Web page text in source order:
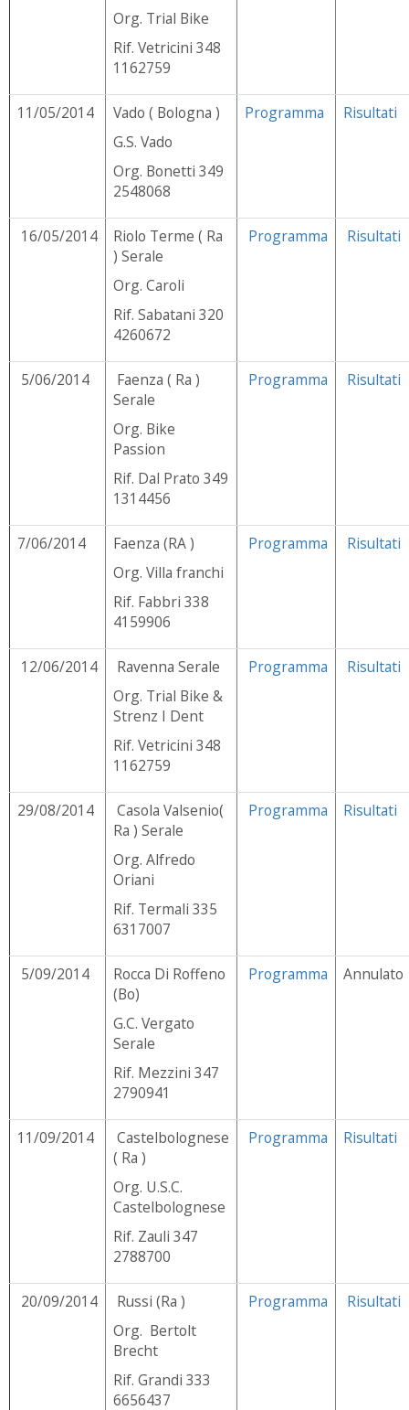
Org. Trial Bike
Rif. Vetricini 348
1162759
11/05/2014
Vado ( Bologna )
G.S. Vado
Org. Bonetti 349
2548068
Programma Risultati
16/05/2014
Riolo Terme ( Ra
) Serale
Org. Caroli
Rif. Sabatani 320
4260672
Programma Risultati
5/06/2014
Faenza ( Ra )
Serale
Org. Bike
Passion
Rif. Dal Prato 349
1314456
Programma Risultati
7/06/2014
Faenza (RA )
Org. Villa franchi
Rif. Fabbri 338
4159906
Programma Risultati
12/06/2014
Ravenna Serale
Org. Trial Bike &
Strenz I Dent
Rif. Vetricini 348
1162759
Programma Risultati
29/08/2014
Casola Valsenio(
Ra ) Serale
Org. Alfredo
Oriani
Rif. Termali 335
6317007
Programma Risultati
5/09/2014
Rocca Di Roffeno
(Bo)
G.C. Vergato
Serale
Rif. Mezzini 347
2790941
Programma Annulato
11/09/2014
Castelbolognese
( Ra )
Org. U.S.C.
Castelbolognese
Rif. Zauli 347
2788700
Programma Risultati
20/09/2014
Russi (Ra )
Org. Bertolt
Brecht
Rif. Grandi 333
6656437
Programma Risultati